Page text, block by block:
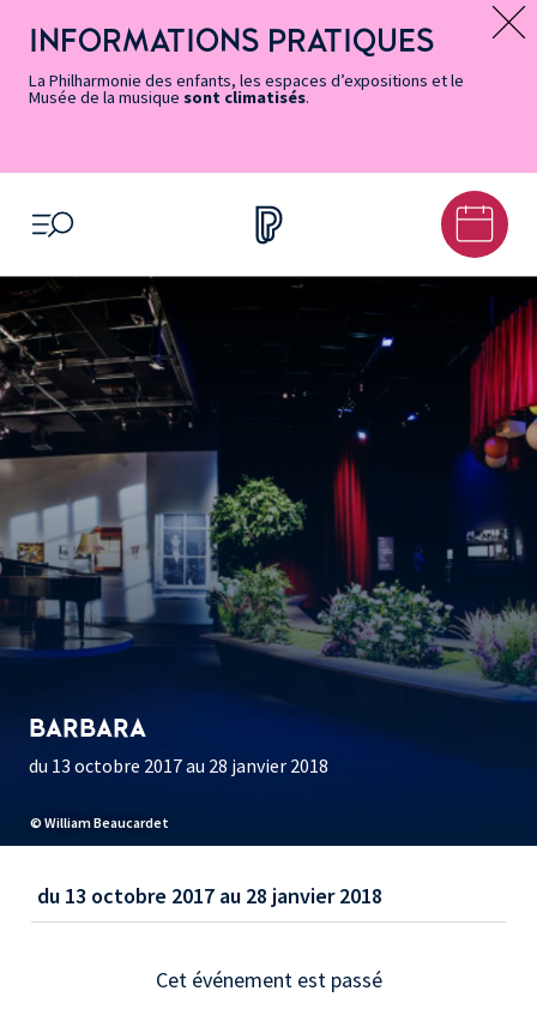
page
Accessibilité
accès
rapides
principal
contenu
principal
page
Message d’information
INFORMATIONS PRATIQUES
La Philharmonie des enfants, les espaces d’expositions et le
Musée de la musique sont climatisés.
OUVRIR LE MENU
© William Beaucardet
BARBARA
du 13 octobre 2017 au 28 janvier 2018
du 13 octobre 2017 au 28 janvier 2018
Cet événement est passé